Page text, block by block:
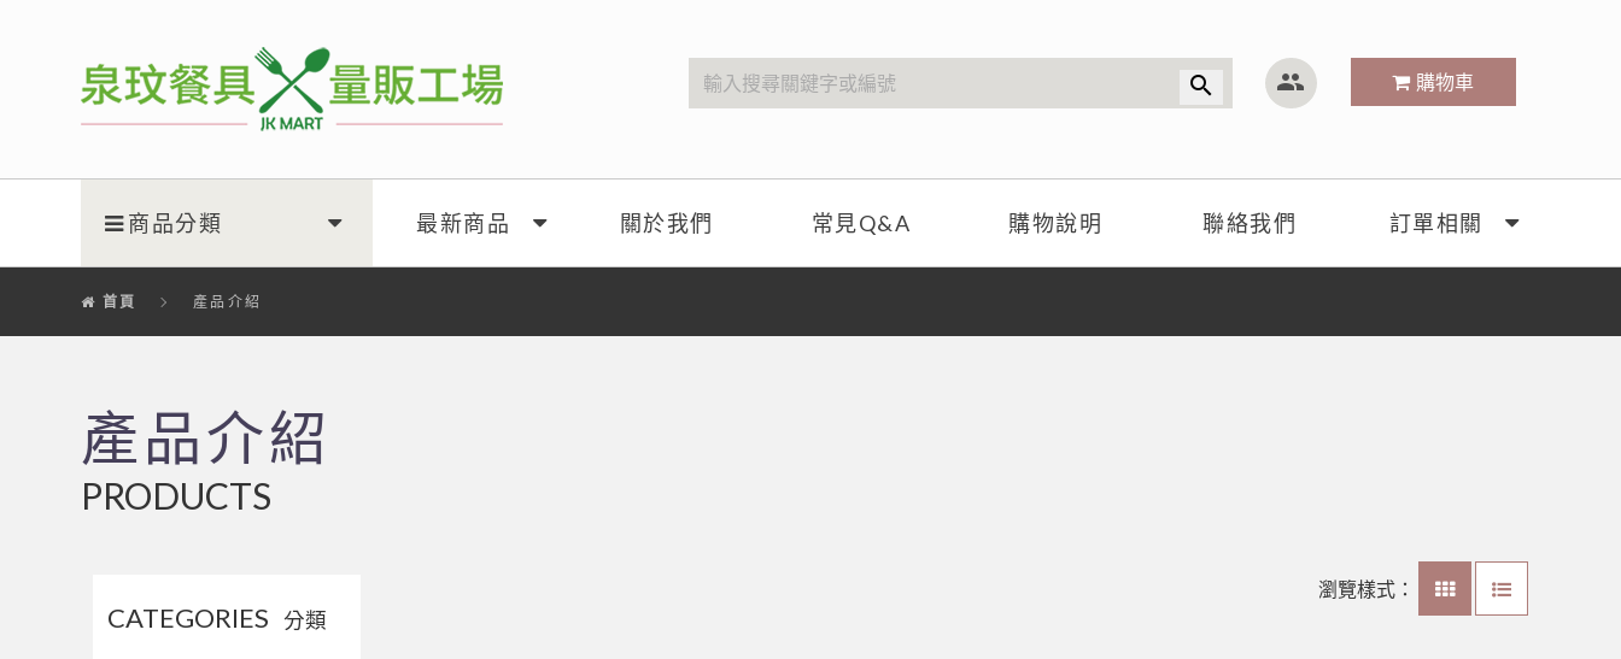
search group 購物車
商品分類 最新商品 關於我們 常見Q&A 購物說明 聯絡我們 訂單相關
首頁 產品介紹
產品介紹
PRODUCTS
CATEGORIES 分類
瀏覽樣式：